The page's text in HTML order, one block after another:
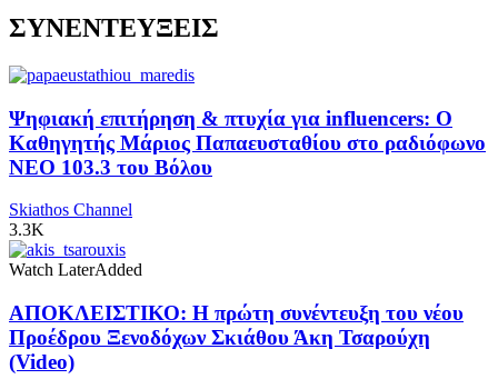
ΣΥΝΕΝΤΕΥΞΕΙΣ
Ψηφιακή επιτήρηση & πτυχία για influencers: Ο
Καθηγητής Μάριος Παπαευσταθίου στο ραδιόφωνο
NEO 103.3 του Βόλου
Skiathos Channel
3.3K
Watch LaterAdded
ΑΠΟΚΛΕΙΣΤΙΚΟ: Η πρώτη συνέντευξη του νέου
Προέδρου Ξενοδόχων Σκιάθου Άκη Τσαρούχη
(Video)